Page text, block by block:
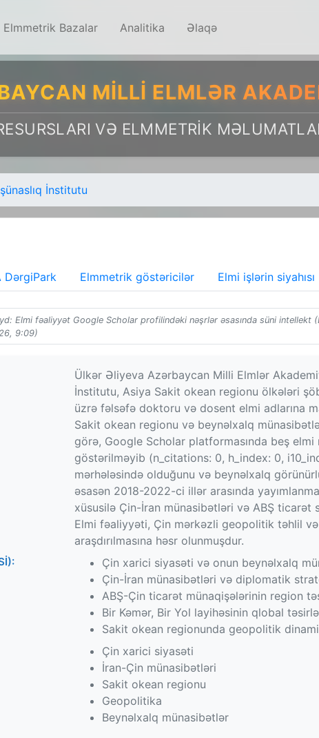
Elmmetrik Bazalar Analitika Əlaqə
MILLI ELMLƏR
VƏ ELMMETRIK
İnstitutu
DərgiPark Elmmetrik göstəricilər Elmi işlərin siyahısı
Elmi fəaliyyət Google Scholar profilindəki nəşrlər əsasında süni
9:09)
Ülkər Əliyeva Azərbaycan Milli Elmlər
İnstitutu, Asiya Sakit okean regionu ölkələri
üzrə fəlsəfə doktoru və dosent elmi adlarına
Sakit okean regionu və beynəlxalq
görə, Google Scholar platformasında beş
göstərilməyib (n_citations: 0, h_index: 0,
mərhələsində olduğunu və beynəlxalq
əsasən 2018-2022-ci illər arasında
xüsusilə Çin-İran münasibətləri və ABŞ
Elmi fəaliyyəti, Çin mərkəzli geopolitik təhlil
araşdırılmasına həsr olunmuşdur.
Çin xarici siyasəti və onun beynəlxalq
Çin-İran münasibətləri və diplomatik
ABŞ-Çin ticarət münaqişələrinin region
Bir Kəmər, Bir Yol layihəsinin qlobal
Sakit okean regionunda geopolitik
Çin xarici siyasəti
İran-Çin münasibətləri
Sakit okean regionu
Geopolitika
Beynəlxalq münasibətlər